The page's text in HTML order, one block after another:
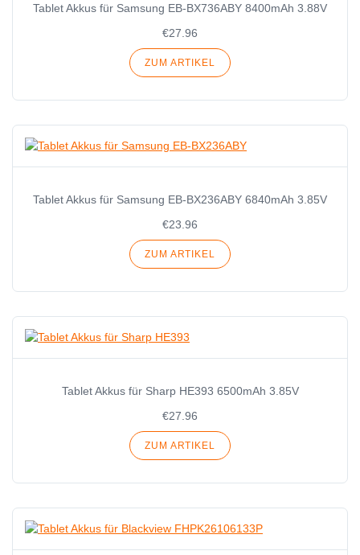
Tablet Akkus für Samsung EB-BX736ABY 8400mAh 3.88V
€27.96
ZUM ARTIKEL
Tablet Akkus für Samsung EB-BX236ABY 6840mAh 3.85V
€23.96
ZUM ARTIKEL
Tablet Akkus für Sharp HE393 6500mAh 3.85V
€27.96
ZUM ARTIKEL